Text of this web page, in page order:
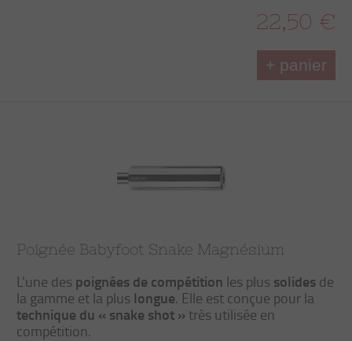
22,50 €
+ panier
Poignée Babyfoot Snake Magnésium
L'une des poignées de compétition les plus solides de
la gamme et la plus longue. Elle est conçue pour la
technique du « snake shot » très utilisée en
compétition.